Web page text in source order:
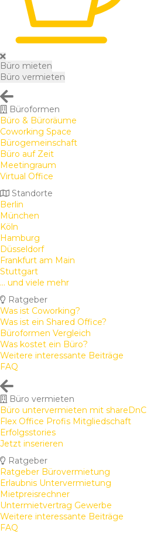
Büro mieten
Büro vermieten
Büroformen
Büro & Büroräume
Coworking Space
Bürogemeinschaft
Büro auf Zeit
Meetingraum
Virtual Office
Standorte
Berlin
München
Köln
Hamburg
Düsseldorf
Frankfurt am Main
Stuttgart
... und viele mehr
Ratgeber
Was ist Coworking?
Was ist ein Shared Office?
Büroformen Vergleich
Was kostet ein Büro?
Weitere interessante Beiträge
FAQ
Büro vermieten
Büro untervermieten mit shareDnC
Flex Office Profis Mitgliedschaft
Erfolgsstories
Jetzt inserieren
Ratgeber
Ratgeber Bürovermietung
Erlaubnis Untervermietung
Mietpreisrechner
Untermietvertrag Gewerbe
Weitere interessante Beiträge
FAQ